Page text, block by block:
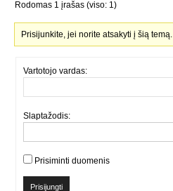
Rodomas 1 įrašas (viso: 1)
Prisijunkite, jei norite atsakyti į šią temą.
Vartotojo vardas:
Slaptažodis:
Prisiminti duomenis
Prisijungti